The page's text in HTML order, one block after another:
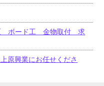
ボード工 金物取付 求
原興業にお任せくださ